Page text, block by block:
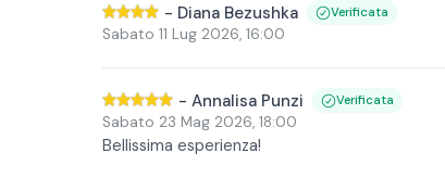
- Diana Bezushka Verificata
Sabato 11 Lug 2026, 16:00
- Annalisa Punzi Verificata
Sabato 23 Mag 2026, 18:00
Bellissima esperienza!